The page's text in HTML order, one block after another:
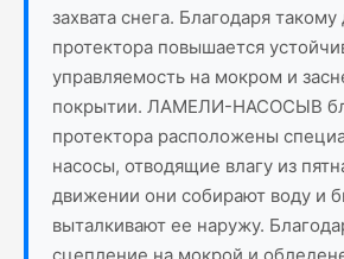
захвата снега. Благодаря такому
протектора повышается
управляемость на мокром и
покрытии. ЛАМЕЛИ-НАСОСЫВ
протектора расположены
насосы, отводящие влагу из
движении они собирают воду и
выталкивают ее наружу.